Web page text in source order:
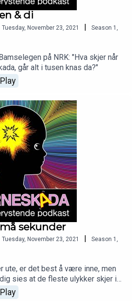
& di
Tuesday, November 23, 2021 | Season 1
på NRK: "Hva skjer når
går alt i tusen knas da?"
Play
sekunder
Tuesday, November 23, 2021 | Season 1
ute, er det best å være inne, men
sies at de fleste ulykker skjer i
da, da?Syv små sekunder det er alt
at ingenting blir som før. Før du
Play